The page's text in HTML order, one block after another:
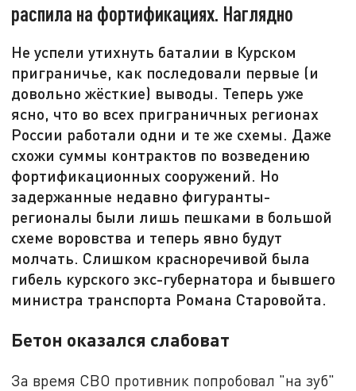
распила на фортификациях. Наглядно
Не успели утихнуть баталии в Курском
приграничье, как последовали первые (и
довольно жёсткие) выводы. Теперь уже
ясно, что во всех приграничных регионах
России работали одни и те же схемы. Даже
схожи суммы контрактов по возведению
фортификационных сооружений. Но
задержанные недавно фигуранты-
регионалы были лишь пешками в большой
схеме воровства и теперь явно будут
молчать. Слишком красноречивой была
гибель курского экс-губернатора и бывшего
министра транспорта Романа Старовойта.
Бетон оказался слабоват
За время СВО противник попробовал "на зуб"